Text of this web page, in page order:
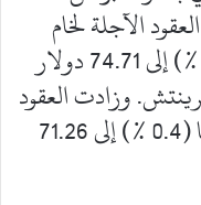
الآجلة لخام
برنت تسليم نوفمبر 22 سنتا (0.3 %) إلى 74.71 دولار
بتوقيت جرينتش. وزادت العقود
الآجلة للخام الأمريكي 26 سنتا (0.4 %) إلى 71.26